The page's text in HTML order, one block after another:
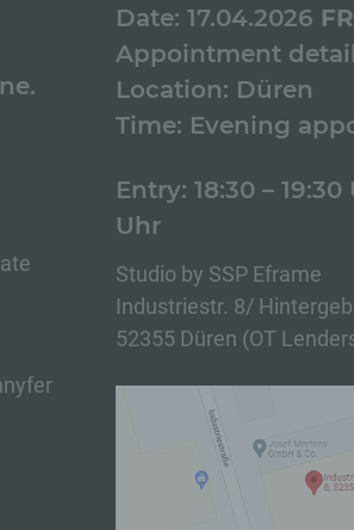
Date: 17.04.2026
Appointment
Location: Düren
Time: Evening
Entry: 18:30 –
Uhr
Studio by SSP Eframe
Industriestr. 8/
52355 Düren (OT